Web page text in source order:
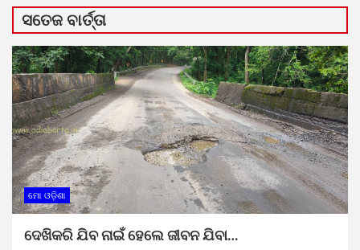
ସତେଜ ବାର୍ତ୍ତା
ମୋ ଓଡ଼ିଶା
ଦେଖିକରି ଯିବ ନାଇଁ ହେଲେ ଜୀବନ ଯିବା…